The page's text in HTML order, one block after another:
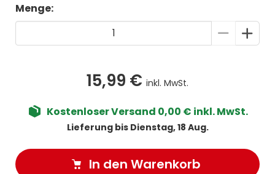
Menge:
15,99 € inkl. MwSt.
Kostenloser Versand 0,00 € inkl. MwSt.
Lieferung bis Dienstag, 18 Aug.
In den Warenkorb